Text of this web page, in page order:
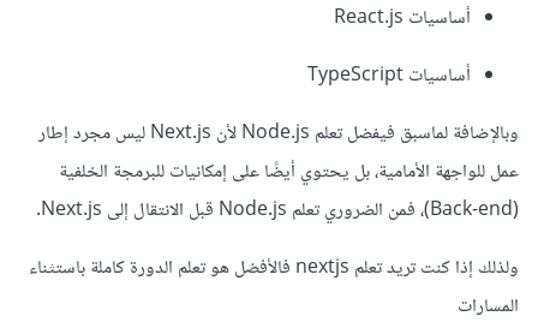
أساسيات React.js
أساسيات TypeScript
وبالإضافة لماسبق فيفضل تعلم Node.js لأن Next.js ليس مجرد إطار
عمل للواجهة الأمامية، بل يحتوي أيضًا على إمكانيات للبرمجة الخلفية
ولذلك إذا كنت تريد تعلم nextjs فالأفضل هو تعلم الدورة كاملة باستثناء
المسارات